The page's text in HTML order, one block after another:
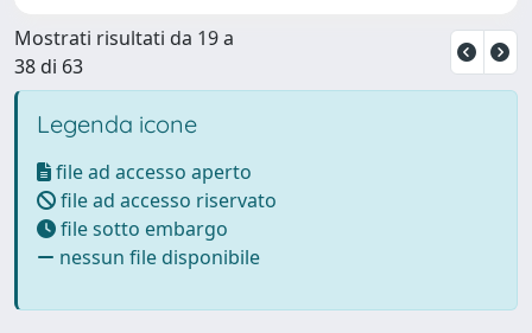
Mostrati risultati da 19 a
38 di 63
Legenda icone
file ad accesso aperto
file ad accesso riservato
file sotto embargo
nessun file disponibile